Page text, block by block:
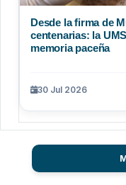
Desde la firma de
centenarias: la
memoria paceña
30 Jul 2026